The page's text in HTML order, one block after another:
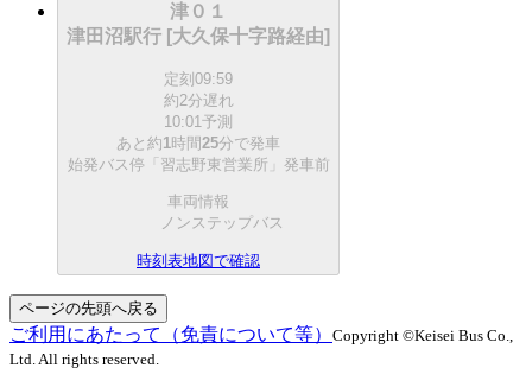
津０１
津田沼駅行 [大久保十字路経由]
定刻 09:59
約2分遅れ
10:01予測
あと約1 時間25分で発車
始発バス停「習志野東営業所」発車前
車両情報
ノンステップバス
時刻表地図で確認
ページの先頭へ戻る
ご利用にあたって（免責について等） Copyright ©Keisei Bus Co.,
Ltd. All rights reserved.